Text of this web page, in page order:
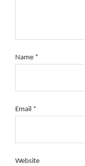
Name *
Email *
Website